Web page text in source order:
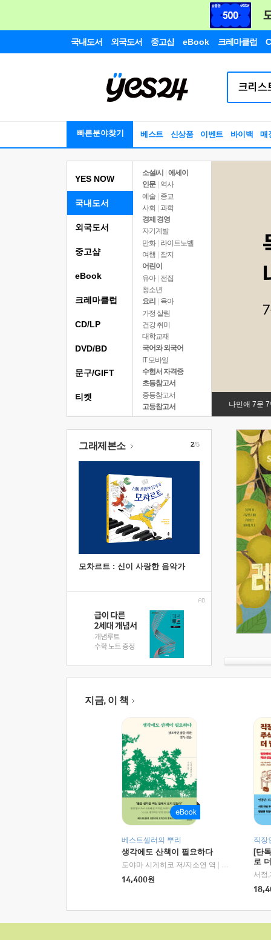
국내도서 외국도서 중고샵 eBook 크레마클럽
빠른분야찾기 베스트 신상품 이벤트 바이백 매
YES NOW
국내도서
소설/시
에세이
인문
역사
예술 | 종교
사회 | 과학
경제 경영
자기계발
만화 | 라이트노벨
여행
잡지
어린이
유아 | 전집
청소년
요리
육아
가정 살림
건강 취미
대학교재
국어와 외국어
IT 모바일
수험서 자격증
초등참고서
중등참고서
고등참고서
나민애 7문
외국도서
중고샵
eBook
크레마클럽
CD/LP
DVD/BD
문구/GIFT
티켓
그래제본소
모차르트 : 신이 사랑한 음악가
2/5
지금, 이 책
베스트셀러의 뿌리
생각에도 산책이 필요하다
도야마 시게히코 저/지소연 역
알에이치코리
14,400원
직장
[단
로